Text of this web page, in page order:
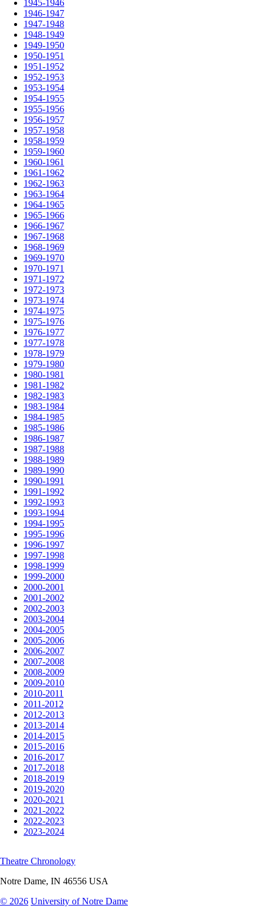
1945-1946
1946-1947
1947-1948
1948-1949
1949-1950
1950-1951
1951-1952
1952-1953
1953-1954
1954-1955
1955-1956
1956-1957
1957-1958
1958-1959
1959-1960
1960-1961
1961-1962
1962-1963
1963-1964
1964-1965
1965-1966
1966-1967
1967-1968
1968-1969
1969-1970
1970-1971
1971-1972
1972-1973
1973-1974
1974-1975
1975-1976
1976-1977
1977-1978
1978-1979
1979-1980
1980-1981
1981-1982
1982-1983
1983-1984
1984-1985
1985-1986
1986-1987
1987-1988
1988-1989
1989-1990
1990-1991
1991-1992
1992-1993
1993-1994
1994-1995
1995-1996
1996-1997
1997-1998
1998-1999
1999-2000
2000-2001
2001-2002
2002-2003
2003-2004
2004-2005
2005-2006
2006-2007
2007-2008
2008-2009
2009-2010
2010-2011
2011-2012
2012-2013
2013-2014
2014-2015
2015-2016
2016-2017
2017-2018
2018-2019
2019-2020
2020-2021
2021-2022
2022-2023
2023-2024
Theatre Chronology
Notre Dame, IN 46556 USA
© 2026 University of Notre Dame